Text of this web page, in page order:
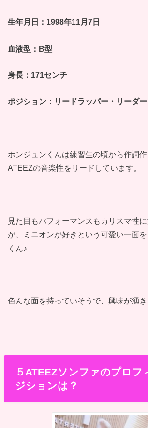
生年月日：1998年11月7日
血液型：B型
身長：171センチ
ポジション：リードラッパー・リーダー
ホンジュンくんは練習生の頃から作詞作
ATEEZの音楽性をリードしています。
見た目もパフォーマンスもカリスマ性
が、ミニオンが好きという可愛い一面
くん♪
色んな面を持っていそうで、興味が湧き
５ATEEZソンファのプロフ
ジションは？